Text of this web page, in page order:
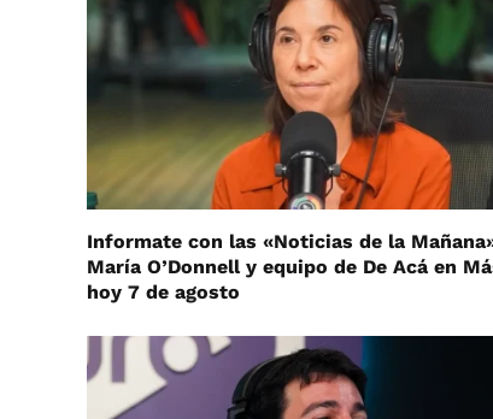
Informate con las «Noticias de la
María O’Donnell y equipo de De Acá en
hoy 7 de agosto